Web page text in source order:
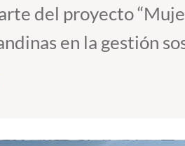
del proyecto
en la gestión